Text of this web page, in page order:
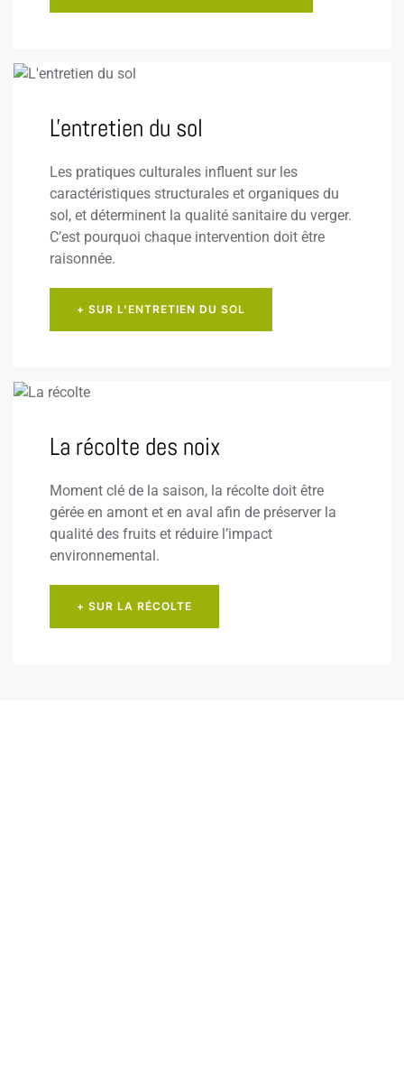
L'entretien du sol
Les pratiques culturales influent sur les
caractéristiques structurales et organiques du
sol, et déterminent la qualité sanitaire du verger.
C’est pourquoi chaque intervention doit être
raisonnée.
+ SUR L'ENTRETIEN DU SOL
La récolte des noix
Moment clé de la saison, la récolte doit être
gérée en amont et en aval afin de préserver la
qualité des fruits et réduire l’impact
environnemental.
+ SUR LA RÉCOLTE